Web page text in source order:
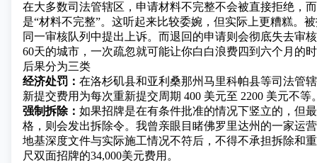
在大多数司法管辖区，申请材料不完整不会被直接拒绝，
是“材料不完整”。这听起来比较委婉，但实际上更糟糕。
同一审核队列中提出上诉。而退回的申请则会彻底失去审
60天的城市，一次疏忽就可能让你白白浪费四到六个月的
后果分为三类
经济处罚： 在洛杉矶县和亚利桑那州马里科帕县等司法管
新提交费用为每次重新提交周期 400 美元至 2200 美元不等
强制拆除： 如果招牌是在有条件批准的情况下竖立的，但
格，则会发出拆除令。我曾亲眼目睹佛罗里达州的一家运
地基深度文件与实际施工情况不符后，不得不承担拆除和
尺双面招牌的34,000美元费用。